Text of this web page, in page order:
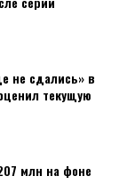
не сдались» в
текущую
млн на фоне